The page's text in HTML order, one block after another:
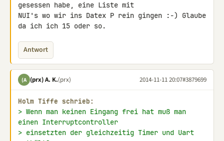
gesessen habe, eine Liste mit
NUI's wo wir ins Datex P rein gingen :-) Glaube
da ich ich 15 oder so.
Antwort
(A (prx) A. K.(prx) 2014-11-11 20:07#3879699
Holm Tiffe schrieb:
> Wenn man keinen Eingang frei hat muß man
einen Interruptcontroller
> einsetzten der gleichzeitig Timer und Uart